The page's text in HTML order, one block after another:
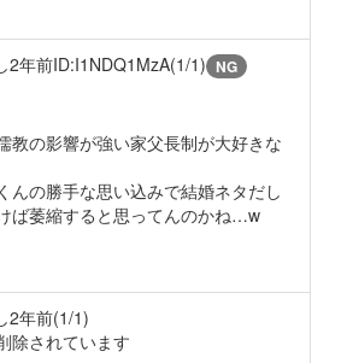
2年前ID:I1NDQ1MzA(1/1) NG
教の影響が強い家父長制が大好きな
んの勝手な思い込みで結婚ネタだし
ば萎縮すると思ってんのかね…w
2年前(1/1)
除されています